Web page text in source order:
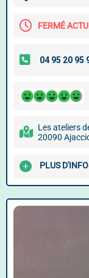
FERMÉ
Les ateliers
20090
PLUS